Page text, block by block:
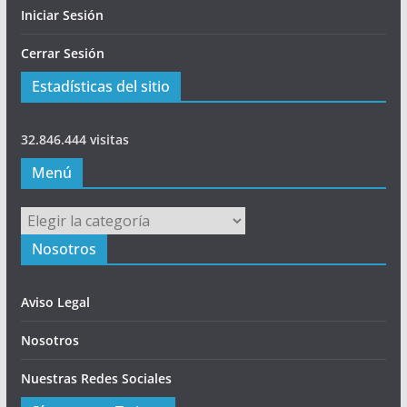
Iniciar Sesión
Cerrar Sesión
Estadísticas del sitio
32.846.444 visitas
Menú
Menú
Nosotros
Aviso Legal
Nosotros
Nuestras Redes Sociales